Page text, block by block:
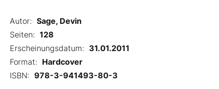
Autor: Sage, Devin
Seiten: 128
Erscheinungsdatum: 31.01.2011
Format: Hardcover
ISBN: 978-3-941493-80-3